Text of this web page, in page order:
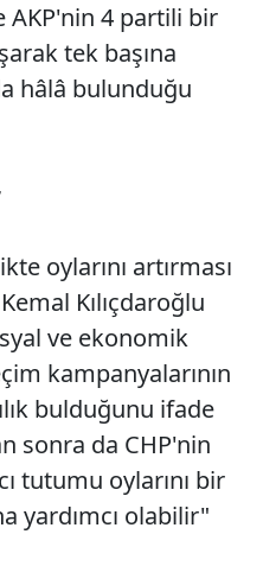
AKP'nin 4 partili bir
tek başına
hâlâ bulunduğu
oylarını artırması
Kılıçdaroğlu
ve ekonomik
kampanyalarının
bulduğunu ifade
sonra da CHP'nin
tutumu oylarını bir
yardımcı olabilir"